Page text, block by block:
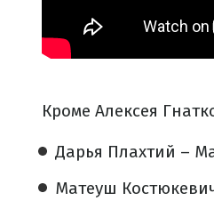
Кроме Алексея
Дарья Плахтий –
Матеуш